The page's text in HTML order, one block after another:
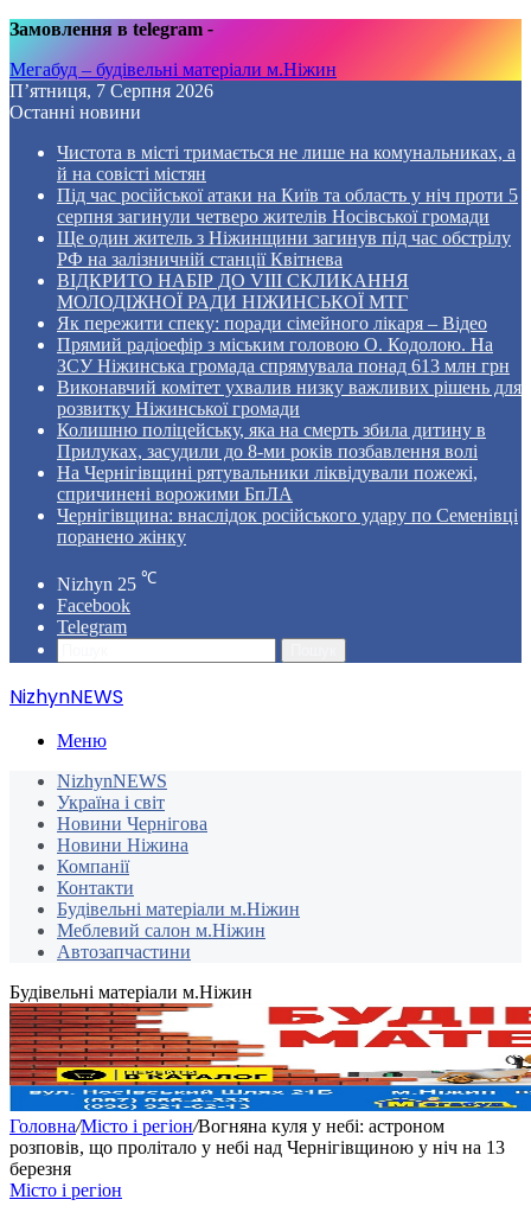
Замовлення в telegram -
Мегабуд – будівельні матеріали м.Ніжин
П’ятниця, 7 Серпня 2026
Останні новини
Чистота в місті тримається не лише на комунальниках, а
й на совісті містян
Під час російської атаки на Київ та область у ніч проти 5
серпня загинули четверо жителів Носівської громади
Ще один житель з Ніжинщини загинув під час обстрілу
РФ на залізничній станції Квітнева
ВІДКРИТО НАБІР ДО VIII СКЛИКАННЯ
МОЛОДІЖНОЇ РАДИ НІЖИНСЬКОЇ МТГ
Як пережити спеку: поради сімейного лікаря – Відео
Прямий радіоефір з міським головою О. Кодолою. На
ЗСУ Ніжинська громада спрямувала понад 613 млн грн
Виконавчий комітет ухвалив низку важливих рішень для
розвитку Ніжинської громади
Колишню поліцейську, яка на смерть збила дитину в
Прилуках, засудили до 8-ми років позбавлення волі
На Чернігівщині рятувальники ліквідували пожежі,
спричинені ворожими БпЛА
Чернігівщина: внаслідок російського удару по Семенівці
поранено жінку
Nizhyn 25 ℃
Facebook
Telegram
NizhynNEWS
Меню
NizhynNEWS
Україна і світ
Новини Чернігова
Новини Ніжина
Компанії
Контакти
Будівельні матеріали м.Ніжин
Меблевий салон м.Ніжин
Автозапчастини
Будівельні матеріали м.Ніжин
Головна/Місто і регіон/Вогняна куля у небі: астроном
розповів, що пролітало у небі над Чернігівщиною у ніч на 13
березня
Місто і регіон